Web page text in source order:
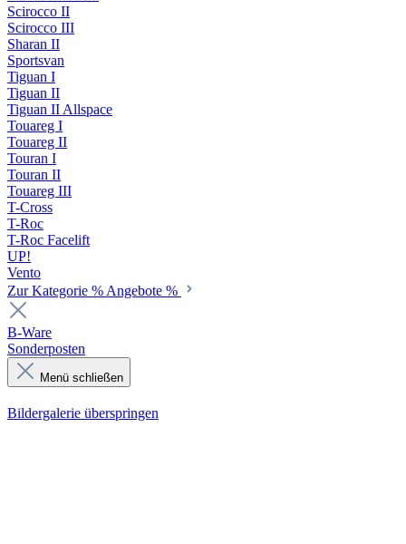
Scirocco II
Scirocco III
Sharan II
Sportsvan
Tiguan I
Tiguan II
Tiguan II Allspace
Touareg I
Touareg II
Touran I
Touran II
Touareg III
T-Cross
T-Roc
T-Roc Facelift
UP!
Vento
Zur Kategorie % Angebote %
B-Ware
Sonderposten
Menü schließen
Bildergalerie überspringen